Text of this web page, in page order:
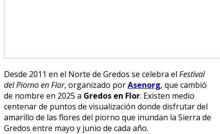
Desde 2011 en el Norte de Gredos se celebra el Festival
del Piorno en Flor, organizado porAsenorg, que cambió
de nombre en 2025 a Gredos en Flor. Existen medio
centenar de puntos de visualización donde disfrutar del
amarillo de las flores del piorno que inundan la Sierra de
Gredos entre mayo y junio de cada año.